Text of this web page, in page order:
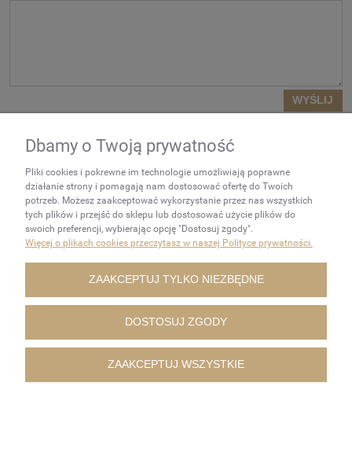
WYŚLIJ
NEWSLETTER
Podaj swój adres e-mail, jeżeli
chcesz otrzymywać
informacje o nowościach i
promocjach.
ZAKUPY
MOJE KONTO
Dbamy o Twoją prywatność
Pliki cookies i pokrewne im technologie umożliwiają poprawne
działanie strony i pomagają nam dostosować ofertę do Twoich
potrzeb. Możesz zaakceptować wykorzystanie przez nas wszystkich
tych plików i przejść do sklepu lub dostosować użycie plików do
swoich preferencji, wybierając opcję "Dostosuj zgody".
Więcej o plikach cookies przeczytasz w naszej Polityce prywatności.
ZAAKCEPTUJ TYLKO NIEZBĘDNE
DOSTOSUJ ZGODY
ZAAKCEPTUJ WSZYSTKIE